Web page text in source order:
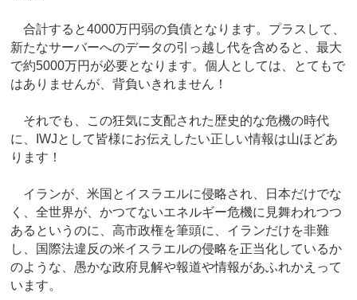
合計すると4000万円弱の負債となります。プラスして、
新たなサーバーへのデータの引っ越し代を含めると、最大
で約5000万円が必要となります。個人としては、とてもで
はありませんが、背負いきれません！
それでも、この狂気に支配された歴史的な危機の時代
に、IWJとして皆様にお伝えしたい正しい情報は山ほどあ
ります！
イランが、米国とイスラエルに侵略され、日本だけでな
く、全世界が、かつてないエネルギー危機に見舞われつつ
あるというのに、高市政権を筆頭に、イランだけを非難
し、国際法違反の米イスラエルの侵略を正当化しているか
のような、愚かな政府見解や報道や情報があふれかえって
います。